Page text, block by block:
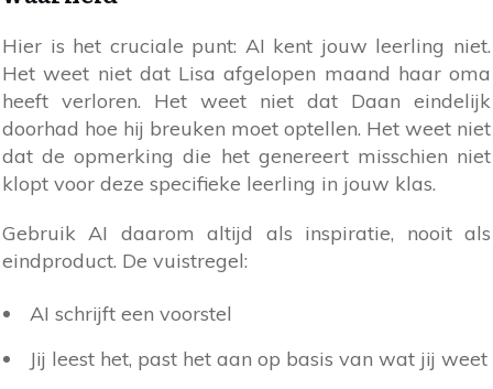
Hier is het cruciale punt: AI kent jouw leerling niet.
Het weet niet dat Lisa afgelopen maand haar oma
heeft verloren. Het weet niet dat Daan eindelijk
doorhad hoe hij breuken moet optellen. Het weet niet
dat de opmerking die het genereert misschien niet
klopt voor deze specifieke leerling in jouw klas.
Gebruik AI daarom altijd als inspiratie, nooit als
eindproduct. De vuistregel:
AI schrijft een voorstel
Jij leest het, past het aan op basis van wat jij weet